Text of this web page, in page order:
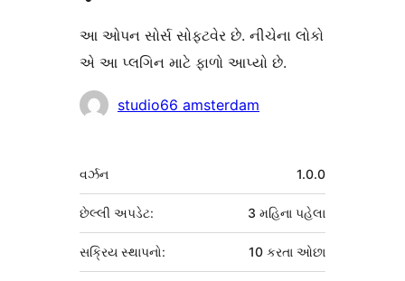
આ ઓપન સોર્સ સોફ્ટવેર છે. નીચેના લોકો
એ આ પ્લગિન માટે ફાળો આપ્યો છે.
ફાળો
studio66 amsterdam
મેટા
વર્ઝન 1.0.0
છેલ્લી અપડેટ: 3 મહિના પહેલા
સક્રિય સ્થાપનો: 10 કરતા ઓછા